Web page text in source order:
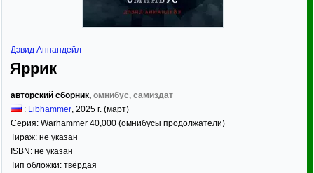
Дэвид Аннандейл
Яррик
авторский сборник, омнибус, самиздат
: Libhammer, 2025 г. (март)
Серия: Warhammer 40,000 (омнибусы продолжатели)
Тираж: не указан
ISBN: не указан
Тип обложки: твёрдая